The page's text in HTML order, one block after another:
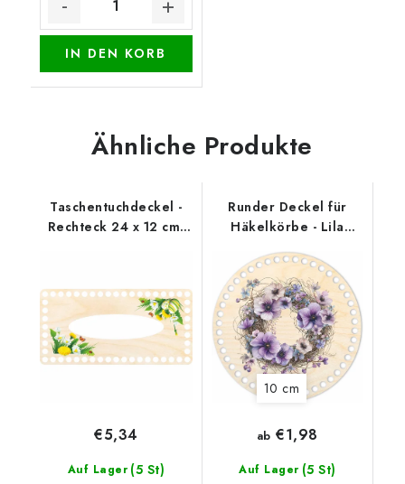
IN DEN KORB
Ähnliche Produkte
Taschentuchdeckel -
Rechteck 24 x 12 cm,
Auf Lager (5 St)
€5,34
Runder Deckel für
Häkelkörbe - Lila
10 cm
Auf Lager (5 St)
ab €1,98